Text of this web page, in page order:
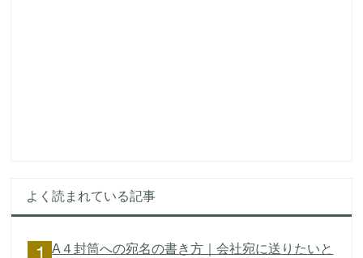
よく読まれている記事
A４封筒への宛名の書き方｜会社宛に送りたいと